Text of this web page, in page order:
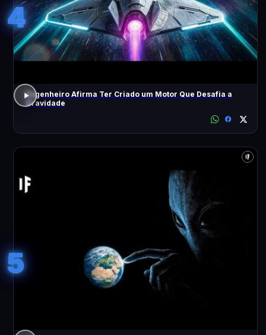
4
Engenheiro Afirma Ter Criado um Motor Que Desafia a
Gravidade
5